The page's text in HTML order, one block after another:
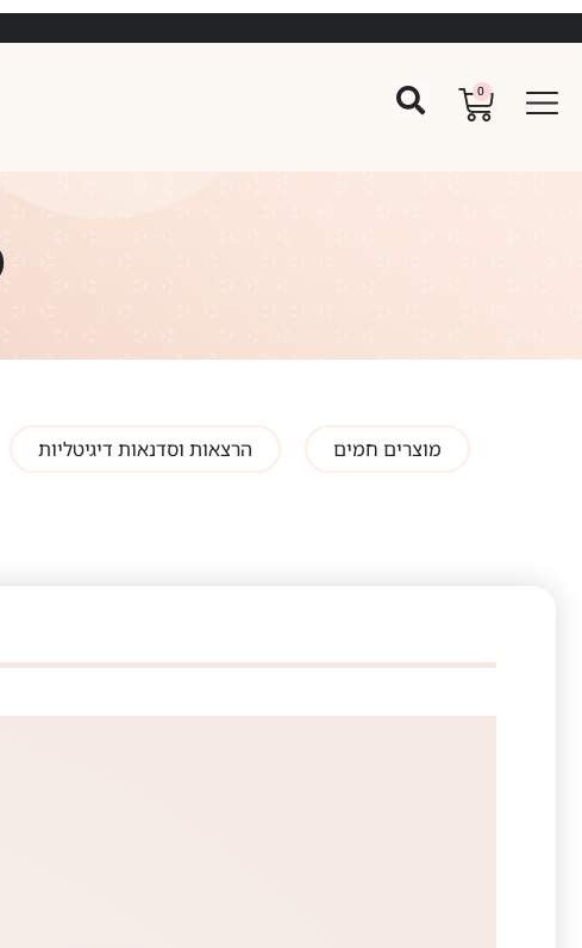
0
מוצרים חמים הרצאות וסדנאות דיגיטליות